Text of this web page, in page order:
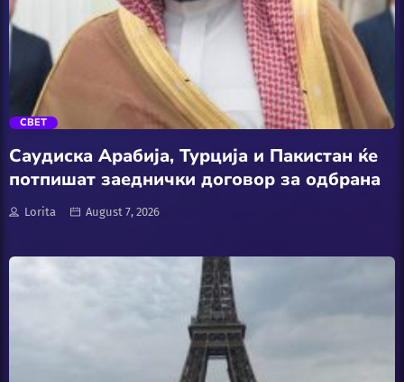
Локално
Македонија
Музика
trending_flat
СВЕТ
Саудиска Арабија, Турција и Пакистан ќе
потпишат заеднички договор за одбрана
Lorita August 7, 2026